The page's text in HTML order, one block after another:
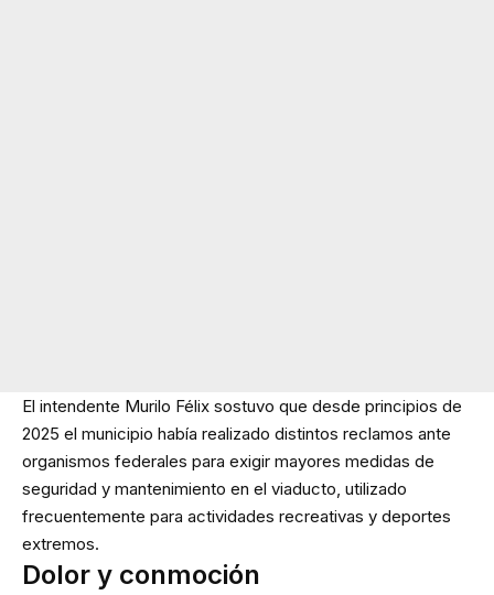
El intendente Murilo Félix sostuvo que desde principios de
2025 el municipio había realizado distintos reclamos ante
organismos federales para exigir mayores medidas de
seguridad y mantenimiento en el viaducto, utilizado
frecuentemente para actividades recreativas y deportes
extremos.
Dolor y conmoción